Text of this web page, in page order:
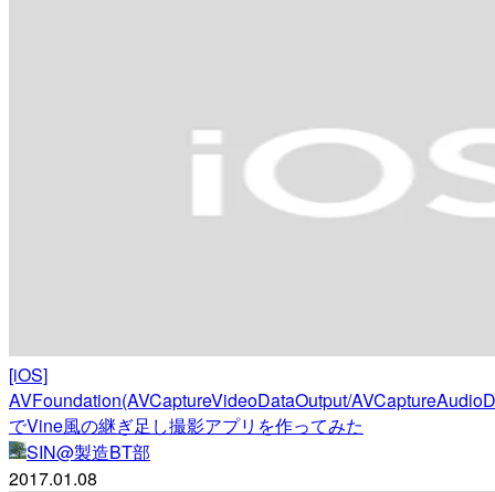
[iOS]
AVFoundation(AVCaptureVideoDataOutput/
でVine風の継ぎ足し撮影アプリを作ってみた
SIN@製造BT部
2017.01.08